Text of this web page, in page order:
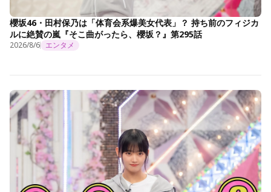
櫻坂46・田村保乃は「体育会系爆美女代表」？ 持ち前のフィジカ
ルに絶賛の嵐『そこ曲がったら、櫻坂？』第295話
2026/8/6 エンタメ